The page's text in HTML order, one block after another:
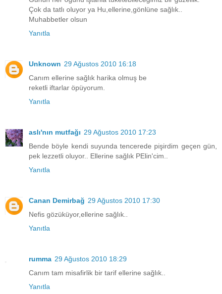
Çok da tatlı oluyor ya Hu,ellerine,gönlüne sağlık..
Muhabbetler olsun
Yanıtla
Unknown 29 Ağustos 2010 16:18
Canım ellerine sağlık harika olmuş be
reketli iftarlar öpüyorum.
Yanıtla
aslı'nın mutfağı 29 Ağustos 2010 17:23
Bende böyle kendi suyunda tencerede pişirdim geçen gün,
pek lezzetli oluyor.. Ellerine sağlık PElin'cim..
Yanıtla
Canan Demirbağ 29 Ağustos 2010 17:30
Nefis gözüküyor,ellerine sağlık..
Yanıtla
rumma 29 Ağustos 2010 18:29
Canım tam misafirlik bir tarif ellerine sağlık..
Yanıtla